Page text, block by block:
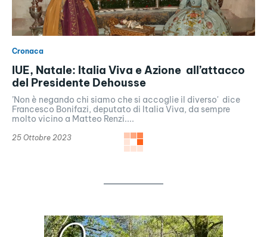
Cronaca
IUE, Natale: Italia Viva e Azione all’attacco
del Presidente Dehousse
’Non è negando chi siamo che si accoglie il diverso' dice
Francesco Bonifazi, deputato di Italia Viva, da sempre
molto vicino a Matteo Renzi....
25 Ottobre 2023